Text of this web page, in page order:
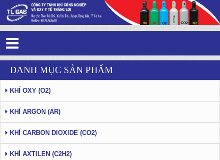
Tag 0 - 3: - Trang 11
DANH MỤC SẢN PHẨM
KHÍ OXY (O2)
KHÍ ARGON (AR)
KHÍ CARBON DIOXIDE (CO2)
KHÍ AXTILEN (C2H2)